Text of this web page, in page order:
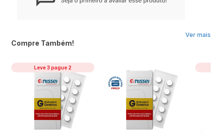
PROCURE O MÉDICO E O FARMACÊUTICO. LEIA A BULA.
Ver mais
Compre Também!
Leve 3 pague 2